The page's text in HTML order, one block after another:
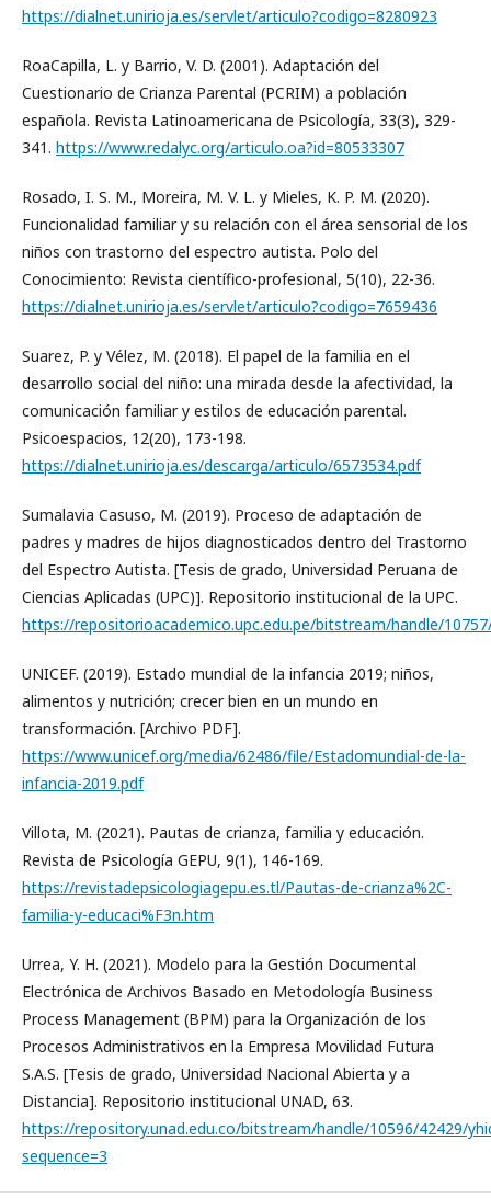
https://dialnet.unirioja.es/servlet/articulo?codigo=8280923
RoaCapilla, L. y Barrio, V. D. (2001). Adaptación del
Cuestionario de Crianza Parental (PCRIM) a población
española. Revista Latinoamericana de Psicología, 33(3), 329-
341. https://www.redalyc.org/articulo.oa?id=80533307
Rosado, I. S. M., Moreira, M. V. L. y Mieles, K. P. M. (2020).
Funcionalidad familiar y su relación con el área sensorial de los
niños con trastorno del espectro autista. Polo del
Conocimiento: Revista científico-profesional, 5(10), 22-36.
https://dialnet.unirioja.es/servlet/articulo?codigo=7659436
Suarez, P. y Vélez, M. (2018). El papel de la familia en el
desarrollo social del niño: una mirada desde la afectividad, la
comunicación familiar y estilos de educación parental.
Psicoespacios, 12(20), 173-198.
https://dialnet.unirioja.es/descarga/articulo/6573534.pdf
Sumalavia Casuso, M. (2019). Proceso de adaptación de
padres y madres de hijos diagnosticados dentro del Trastorno
del Espectro Autista. [Tesis de grado, Universidad Peruana de
Ciencias Aplicadas (UPC)]. Repositorio institucional de la UPC.
https://repositorioacademico.upc.edu.pe/bitstream/handle/
UNICEF. (2019). Estado mundial de la infancia 2019; niños,
alimentos y nutrición; crecer bien en un mundo en
transformación. [Archivo PDF].
https://www.unicef.org/media/62486/file/Estadomundial-de-la-
infancia-2019.pdf
Villota, M. (2021). Pautas de crianza, familia y educación.
Revista de Psicología GEPU, 9(1), 146-169.
https://revistadepsicologiagepu.es.tl/Pautas-de-crianza%2C-
familia-y-educaci%F3n.htm
Urrea, Y. H. (2021). Modelo para la Gestión Documental
Electrónica de Archivos Basado en Metodología Business
Process Management (BPM) para la Organización de los
Procesos Administrativos en la Empresa Movilidad Futura
S.A.S. [Tesis de grado, Universidad Nacional Abierta y a
Distancia]. Repositorio institucional UNAD, 63.
https://repository.unad.edu.co/bitstream/handle/10596/42429/
sequence=3